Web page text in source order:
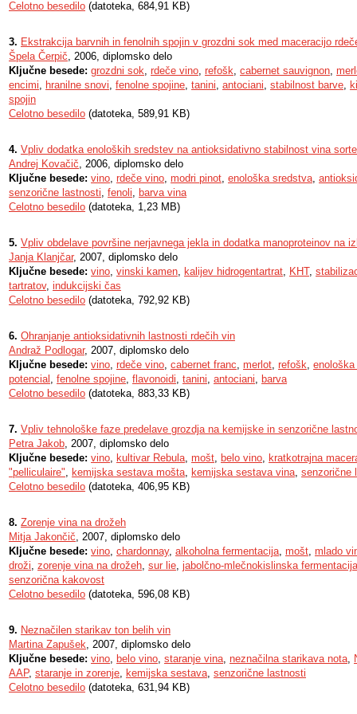
Celotno besedilo (datoteka, 684,91 KB)
3. Ekstrakcija barvnih in fenolnih spojin v grozdni sok med maceracijo
Špela Čerpič, 2006, diplomsko delo
Ključne besede: grozdni sok, rdeče vino, refošk, cabernet sauvignon,
encimi, hranilne snovi, fenolne spojine, tanini, antociani, stabilnost barve,
spojin
Celotno besedilo (datoteka, 589,91 KB)
4. Vpliv dodatka enoloških sredstev na antioksidativno stabilnost vina
Andrej Kovačič, 2006, diplomsko delo
Ključne besede: vino, rdeče vino, modri pinot, enološka sredstva,
senzorične lastnosti, fenoli, barva vina
Celotno besedilo (datoteka, 1,23 MB)
5. Vpliv obdelave površine nerjavnega jekla in dodatka manoproteinov na
Janja Klanjčar, 2007, diplomsko delo
Ključne besede: vino, vinski kamen, kalijev hidrogentartrat, KHT,
tartratov, indukcijski čas
Celotno besedilo (datoteka, 792,92 KB)
6. Ohranjanje antioksidativnih lastnosti rdečih vin
Andraž Podlogar, 2007, diplomsko delo
Ključne besede: vino, rdeče vino, cabernet franc, merlot, refošk,
potencial , fenolne spojine, flavonoidi, tanini, antociani, barva
Celotno besedilo (datoteka, 883,33 KB)
7. Vpliv tehnološke faze predelave grozdja na kemijske in senzorične
Petra Jakob, 2007, diplomsko delo
Ključne besede: vino, kultivar Rebula, mošt, belo vino, kratkotrajna
"pelliculaire", kemijska sestava mošta, kemijska sestava vina, senzorične
Celotno besedilo (datoteka, 406,95 KB)
8. Zorenje vina na drožeh
Mitja Jakončič, 2007, diplomsko delo
Ključne besede: vino, chardonnay, alkoholna fermentacija, mošt, mlado
droži, zorenje vina na drožeh, sur lie, jabolčno-mlečnokislinska fermentacija
senzorična kakovost
Celotno besedilo (datoteka, 596,08 KB)
9. Neznačilen starikav ton belih vin
Martina Zapušek, 2007, diplomsko delo
Ključne besede: vino, belo vino, staranje vina, neznačilna starikava nota,
AAP, staranje in zorenje, kemijska sestava, senzorične lastnosti
Celotno besedilo (datoteka, 631,94 KB)